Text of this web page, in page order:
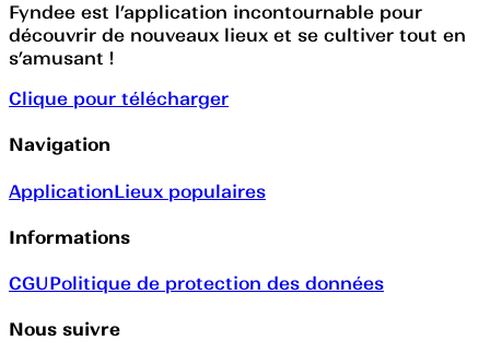
Fyndee est l’application incontournable pour
découvrir de nouveaux lieux et se cultiver tout en
s’amusant !
Clique pour télécharger
Navigation
ApplicationLieux populaires
Informations
CGUPolitique de protection des données
Nous suivre